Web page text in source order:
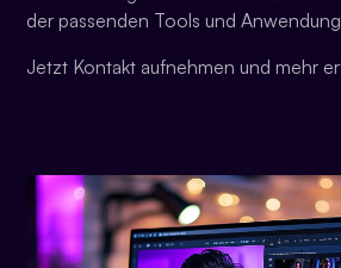
der passenden Tools und
Jetzt Kontakt aufnehmen und mehr